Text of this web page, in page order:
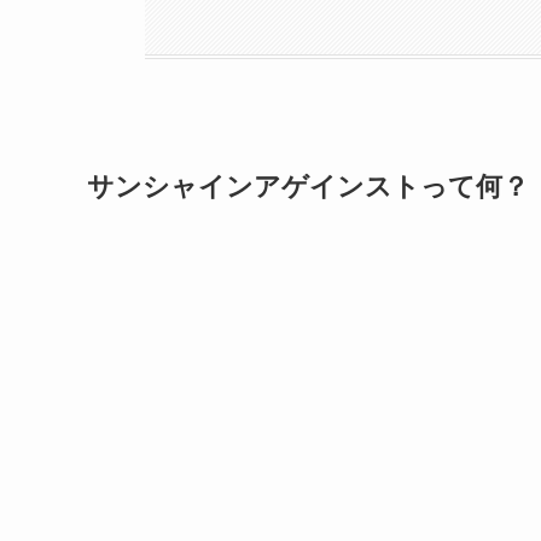
サンシャインアゲインストって何？